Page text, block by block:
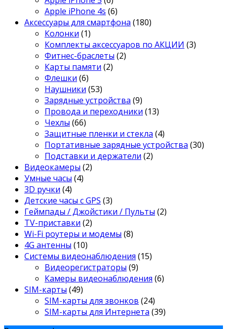
Apple iPhone 4s (6)
Аксессуары для смартфона (180)
Колонки (1)
Комплекты аксессуаров по АКЦИИ (3)
Фитнес-браслеты (2)
Карты памяти (2)
Флешки (6)
Наушники (53)
Зарядные устройства (9)
Провода и переходники (13)
Чехлы (66)
Защитные пленки и стекла (4)
Портативные зарядные устройства (30)
Подставки и держатели (2)
Видеокамеры (2)
Умные часы (4)
3D ручки (4)
Детские часы с GPS (3)
Геймпады / Джойстики / Пульты (2)
TV-приставки (2)
Wi-Fi роутеры и модемы (8)
4G антенны (10)
Системы видеонаблюдения (15)
Видеорегистраторы (9)
Камеры видеонаблюдения (6)
SIM-карты (49)
SIM-карты для звонков (24)
SIM-карты для Интернета (39)